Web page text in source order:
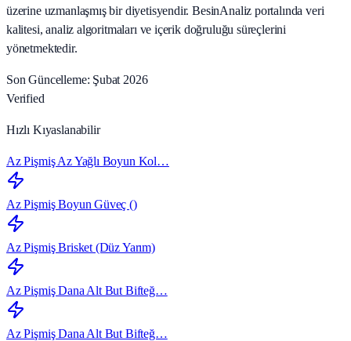
üzerine uzmanlaşmış bir diyetisyendir. BesinAnaliz portalında veri
kalitesi, analiz algoritmaları ve içerik doğruluğu süreçlerini
yönetmektedir.
Son Güncelleme: Şubat 2026
Verified
Hızlı Kıyaslanabilir
Az Pişmiş Az Yağlı Boyun Kol…
Az Pişmiş Boyun Güveç ()
Az Pişmiş Brisket (Düz Yarım)
Az Pişmiş Dana Alt But Bifteğ…
Az Pişmiş Dana Alt But Bifteğ…